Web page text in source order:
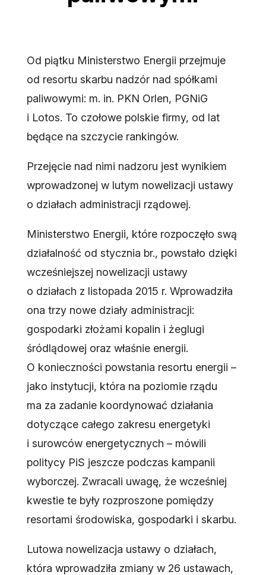
Od piątku Ministerstwo Energii przejmuje
od resortu skarbu nadzór nad spółkami
paliwowymi: m. in. PKN Orlen, PGNiG
i Lotos. To czołowe polskie firmy, od lat
będące na szczycie rankingów.
Przejęcie nad nimi nadzoru jest wynikiem
wprowadzonej w lutym nowelizacji ustawy
o działach administracji rządowej.
Ministerstwo Energii, które rozpoczęło swą
działalność od stycznia br., powstało dzięki
wcześniejszej nowelizacji ustawy
o działach z listopada 2015 r. Wprowadziła
ona trzy nowe działy administracji:
gospodarki złożami kopalin i żeglugi
śródlądowej oraz właśnie energii.
O konieczności powstania resortu energii –
jako instytucji, która na poziomie rządu
ma za zadanie koordynować działania
dotyczące całego zakresu energetyki
i surowców energetycznych – mówili
politycy PiS jeszcze podczas kampanii
wyborczej. Zwracali uwagę, że wcześniej
kwestie te były rozproszone pomiędzy
resortami środowiska, gospodarki i skarbu.
Lutowa nowelizacja ustawy o działach,
która wprowadziła zmiany w 26 ustawach,